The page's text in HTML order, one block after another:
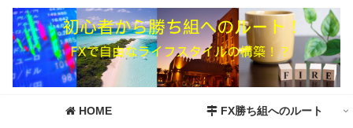
HOME FX勝ち組へのルート